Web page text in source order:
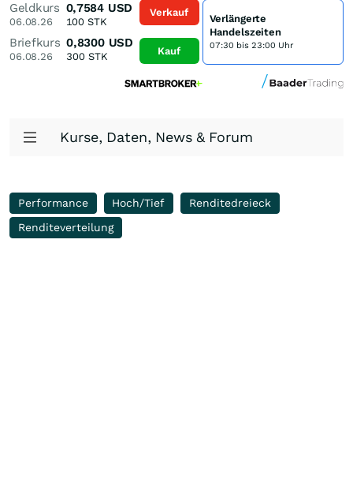
Geldkurs
06.08.26
0,7584 USD
100 STK
Briefkurs
06.08.26
0,8300 USD
300STK
Verkauf
Kauf
Verlängerte
Handelszeiten
07:30 bis 23:00 Uhr
Kurse, Daten, News & Forum
Performance Hoch/Tief
Renditedreieck
Renditeverteilung